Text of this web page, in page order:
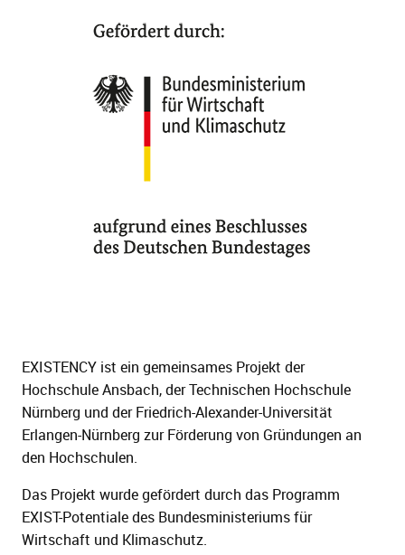
EXISTENCY ist ein gemeinsames Projekt der
Hochschule Ansbach, der Technischen Hochschule
Nürnberg und der Friedrich-Alexander-Universität
Erlangen-Nürnberg zur Förderung von Gründungen an
den Hochschulen.
Das Projekt wurde gefördert durch das Programm
EXIST-Potentiale des Bundesministeriums für
Wirtschaft und Klimaschutz.